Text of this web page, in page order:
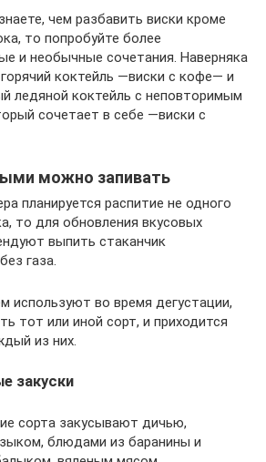
чем разбавить виски кроме
то попробуйте более
и необычные сочетания. Наверняка
коктейль —виски с кофе— и
ледяной коктейль с неповторимым
сочетает в себе —виски с
можно запивать
планируется распитие не одного
то для обновления вкусовых
выпить стаканчик
газа.
используют во время дегустации,
тот или иной сорт, и приходится
из них.
закуски
сорта закусывают дичью,
блюдами из баранины и